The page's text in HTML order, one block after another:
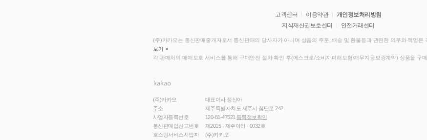
고객센터 이용약관
개인정보처리방침
지식재산권보호센터
안전거래센터
(주)카카오는 통신판매중개자로서 통신판매의 당사자가 아니며 상품의 주문, 배송 및 환불등과 관련한 의무와 책임은
보기 >
각 판매처의 매매보호 서비스를 통해 구매안전 절차 확인 후(에스크로/소비자피해보험/재무지금보증계약) 상품을 구
(주)카카오
대표이사 정신아
주소
제주특별자치도 제주시 첨단로 242
사업자등록번호
120-81-47521 등록정보확인
통신판매업신고번호
제2015 - 제주아라 - 0032호
호스팅서비스사업자
(주)카카오